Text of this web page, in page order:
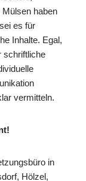
Mülsen haben
es für
Inhalte. Egal,
schriftliche
vermitteln.
in
Hölzel,